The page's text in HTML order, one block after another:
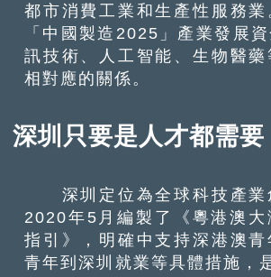
都市消費工業和生產性服務業
「中國製造2025」產業發展
訊技術、人工智能、生物醫
相對應的關係。
深圳只要是人才都需要
深圳定位為全球科技產業
2020年5月編製了《粵港澳大
指引》，明確中支持深港澳青
青年到深圳就業等具體措施，